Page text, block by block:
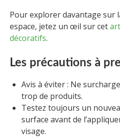
Pour explorer davantage sur
espace, jetez un œil sur cet
décoratifs.
Les précautions à
Avis à éviter : Ne
trop de produits.
Testez toujours un
surface avant de
visage.